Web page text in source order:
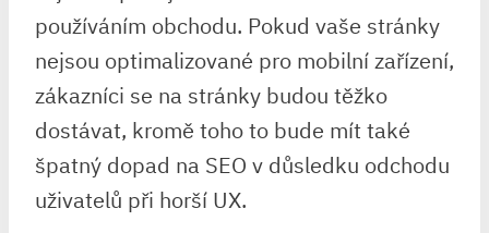
používáním obchodu. Pokud vaše stránky
nejsou optimalizované pro mobilní zařízení,
zákazníci se na stránky budou těžko
dostávat, kromě toho to bude mít také
špatný dopad na SEO v důsledku odchodu
uživatelů při horší UX.